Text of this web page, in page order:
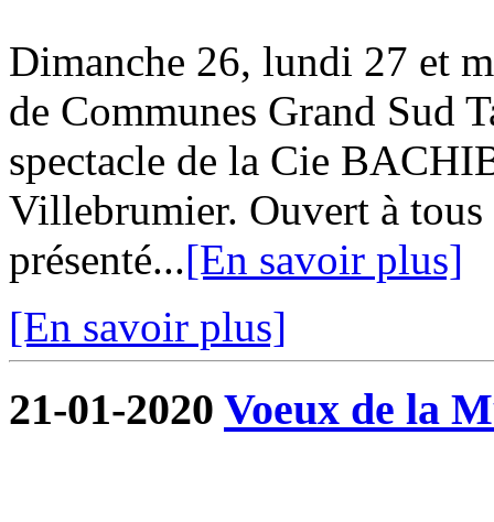
Dimanche 26, lundi 27 et
de Communes Grand Sud
spectacle de la Cie
Villebrumier. Ouvert à tous
présenté...[En savoir plus]
[En savoir plus]
21-01-2020 Voeux de la